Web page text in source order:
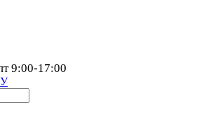
9:00-17:00